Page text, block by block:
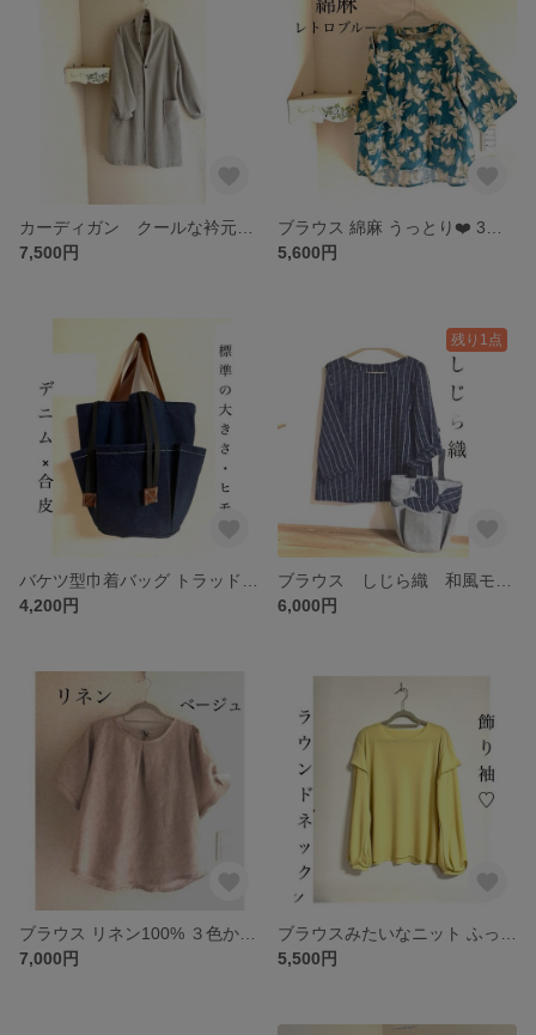
7,500円
5,600円
4,200円
残り1点
6,000円
7,000円
5,500円